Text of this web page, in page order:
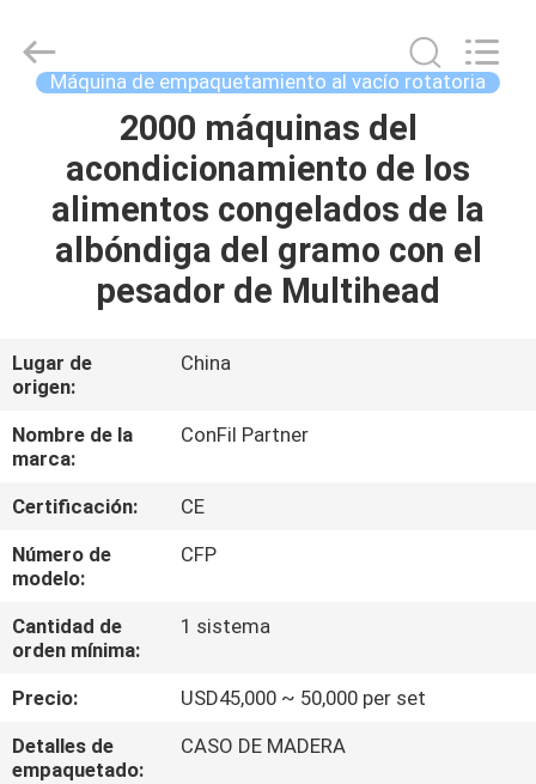
PRODUCTOS
VÍDEOS
SOBRE
NOSOTROS
VIAJE
DE
LA
FÁBRICA
DE
CALIDAD
ConFil
System.
Rights
Máquina de empaquetamiento al vacío rotatoria
2000 máquinas del
acondicionamiento de los
alimentos congelados de la
albóndiga del gramo con el
pesador de Multihead
Lugar de
origen:
China
Nombre de la
marca:
ConFil Partner
Certificación:
CE
Número de
modelo:
CFP
Cantidad de
orden mínima:
1 sistema
Precio:
USD45,000 ~ 50,000 per set
Detalles de
empaquetado:
CASO DE MADERA